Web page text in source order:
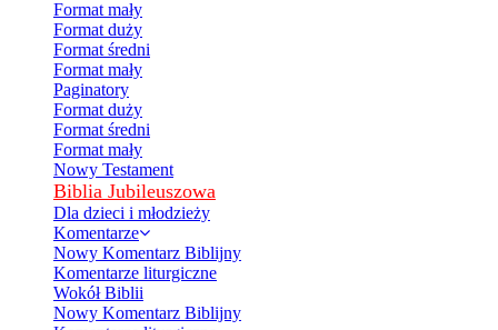
Format mały
Format duży
Format średni
Format mały
Paginatory
Format duży
Format średni
Format mały
Nowy Testament
Biblia Jubileuszowa
Dla dzieci i młodzieży
Komentarze
Nowy Komentarz Biblijny
Komentarze liturgiczne
Wokół Biblii
Nowy Komentarz Biblijny